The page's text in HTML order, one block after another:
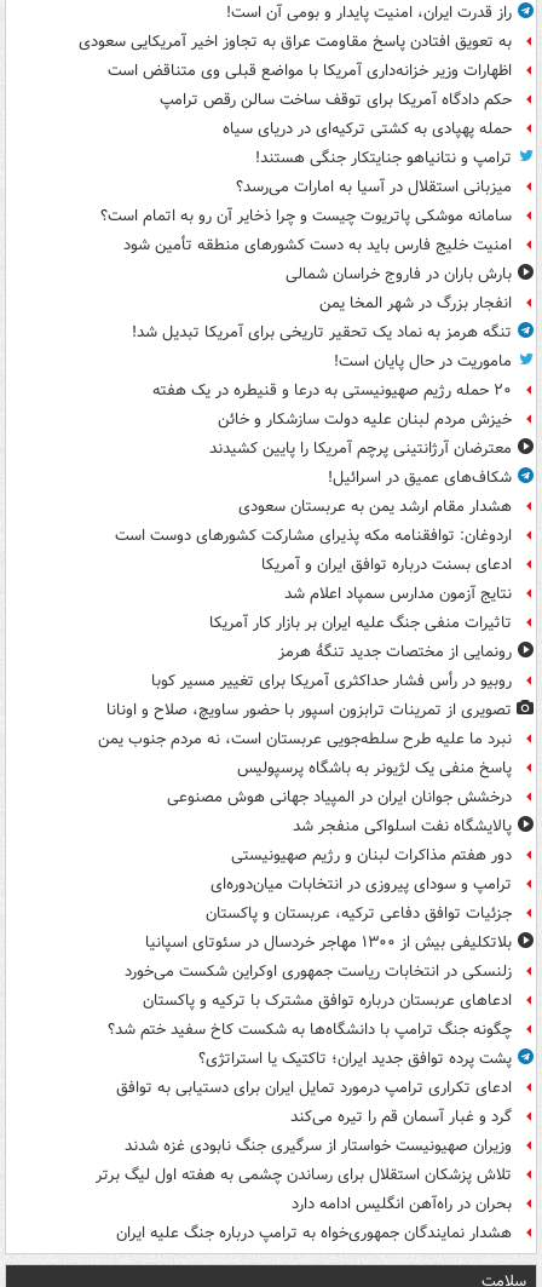
راز قدرت ایران، امنیت پایدار و بومی آن است!
به تعویق افتادن پاسخ مقاومت عراق به تجاوز اخیر آمریکایی سعودی
اظهارات وزیر خزانه‌داری آمریکا با مواضع قبلی وی متناقض است
حکم دادگاه آمریکا برای توقف ساخت سالن رقص ترامپ
حمله پهپادی به کشتی ترکیه‌ای در دریای سیاه
ترامپ و نتانیاهو جنایتکار جنگی هستند!
میزبانی استقلال در آسیا به امارات می‌رسد؟
سامانه موشکی پاتریوت چیست و چرا ذخایر آن رو به اتمام است؟
امنیت خلیج فارس باید به دست کشورهای منطقه تأمین شود
بارش باران در فاروج خراسان شمالی
انفجار بزرگ در شهر المخا یمن
تنگه هرمز به نماد یک تحقیر تاریخی برای آمریکا تبدیل شد!
ماموریت در حال پایان است!
۲۰ حمله رژیم صهیونیستی به درعا و قنیطره در یک هفته
خیزش مردم لبنان علیه دولت سازشکار و خائن
معترضان آرژانتینی پرچم آمریکا را پایین کشیدند
شکاف‌های عمیق در اسرائیل!
هشدار مقام ارشد یمن به عربستان سعودی
اردوغان: توافقنامه مکه پذیرای مشارکت کشورهای دوست است
ادعای بسنت درباره توافق ایران و آمریکا
نتایج آزمون مدارس سمپاد اعلام شد
تاثیرات منفی جنگ علیه ایران بر بازار کار آمریکا
رونمایی از مختصات جدید تنگۀ هرمز
روبیو در رأس فشار حداکثری آمریکا برای تغییر مسیر کوبا
تصویری از تمرینات ترابزون اسپور با حضور ساویچ، صلاح و اونانا
نبرد ما علیه طرح سلطه‌جویی عربستان است، نه مردم جنوب یمن
پاسخ منفی یک لژیونر به باشگاه پرسپولیس
درخشش جوانان ایران در المپیاد جهانی هوش مصنوعی
پالایشگاه نفت اسلواکی منفجر شد
دور هفتم مذاکرات لبنان و رژیم صهیونیستی
ترامپ و سودای پیروزی در انتخابات میان‌دوره‌ای
جزئیات توافق دفاعی ترکیه، عربستان و پاکستان
بلاتکلیفی بیش از ۱۳۰۰ مهاجر خردسال در سئوتای اسپانیا
زلنسکی در انتخابات ریاست جمهوری اوکراین شکست می‌خورد
ادعاهای عربستان درباره توافق مشترک با ترکیه و پاکستان
چگونه جنگ ترامپ با دانشگاه‌ها به شکست کاخ سفید ختم شد؟
پشت پرده توافق جدید ایران؛ تاکتیک یا استراتژی؟
ادعای تکراری ترامپ درمورد تمایل ایران برای دستیابی به توافق
گرد و غبار آسمان قم را تیره می‌کند
وزیران صهیونیست خواستار از سرگیری جنگ نابودی غزه شدند
تلاش پزشکان استقلال برای رساندن چشمی به هفته اول لیگ برتر
بحران در راه‌آهن انگلیس ادامه دارد
هشدار نمایندگان جمهوری‌خواه به ترامپ درباره جنگ علیه ایران
سلامت